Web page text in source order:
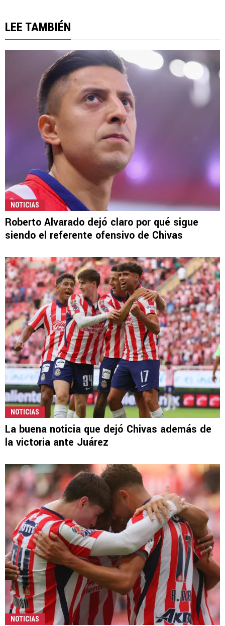
LEE TAMBIÉN
NOTICIAS
Roberto Alvarado dejó claro por qué sigue
siendo el referente ofensivo de Chivas
NOTICIAS
La buena noticia que dejó Chivas además de
la victoria ante Juárez
NOTICIAS